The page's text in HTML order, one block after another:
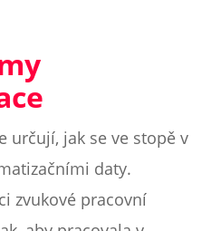
určují, jak se ve stopě v
daty.
zvukové pracovní